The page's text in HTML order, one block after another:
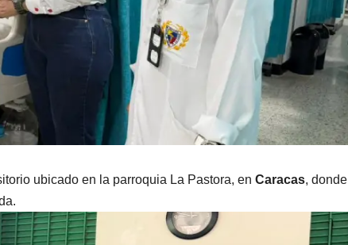
ubicado en la parroquia La Pastora, en Caracas, donde